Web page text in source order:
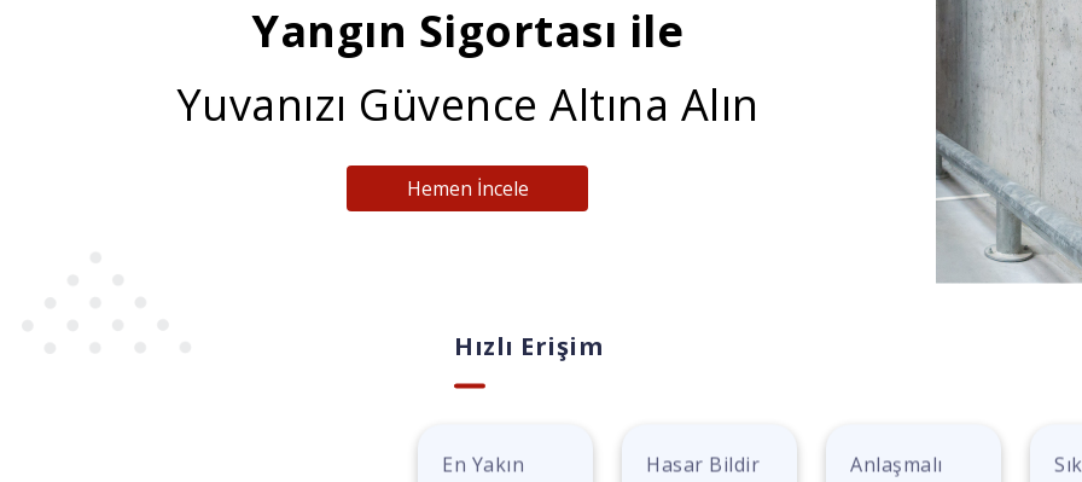
Yangın Sigortası ile
Yuvanızı Güvence Altına Alın
Hemen İncele
Hızlı Erişim
En Yakın
Hasar Bildir
Anlaşmalı